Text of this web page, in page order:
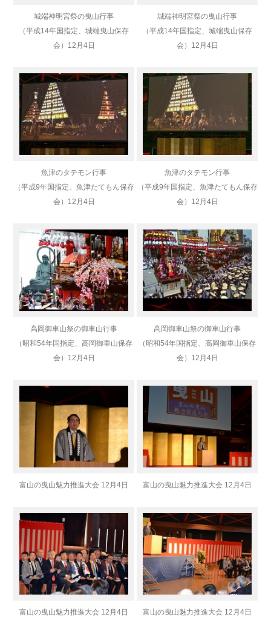
城端神明宮祭の曳山行事
（平成14年国指定、城端曳山保存
会） 12月4日
城端神明宮祭の曳山行事
（平成14年国指定、城端曳山保存
会） 12月4日
魚津のタテモン行事
（平成9年国指定、魚津たてもん保存
会） 12月4日
魚津のタテモン行事
（平成9年国指定、魚津たてもん保存
会） 12月4日
高岡御車山祭の御車山行事
（昭和54年国指定、高岡御車山保存
会） 12月4日
高岡御車山祭の御車山行事
（昭和54年国指定、高岡御車山保存
会） 12月4日
富山の曳山魅力推進大会 12月4日 富山の曳山魅力推進大会 12月4日
富山の曳山魅力推進大会 12月4日 富山の曳山魅力推進大会 12月4日